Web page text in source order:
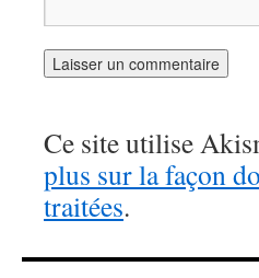
Ce site utilise
plus sur la façon
traitées.